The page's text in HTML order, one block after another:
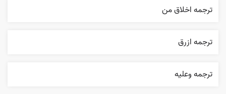
ترجمه اخلاق من
ترجمه ازرق
ترجمه وعليه